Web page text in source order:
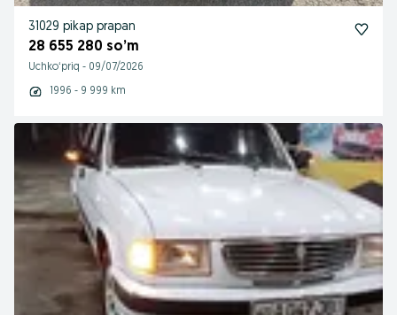
31029 pikap prapan
28 655 280 so’m
Uchkoʻpriq - 09/07/2026
1996 - 9 999 km